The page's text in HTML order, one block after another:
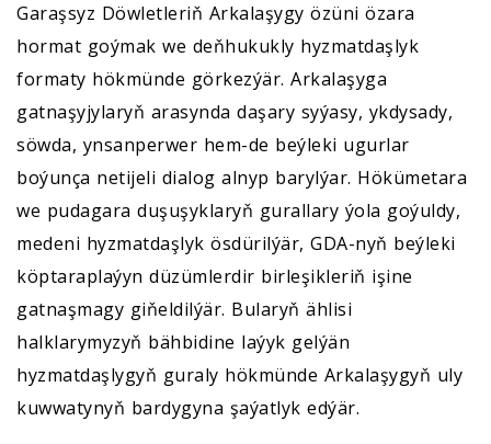
Garaşsyz Döwletleriň Arkalaşygy özüni özara
hormat goýmak we deňhukukly hyzmatdaşlyk
formaty hökmünde görkezýär. Arkalaşyga
gatnaşyjylaryň arasynda daşary syýasy, ykdysady,
söwda, ynsanperwer hem-de beýleki ugurlar
boýunça netijeli dialog alnyp barylýar. Hökümetara
we pudagara duşuşyklaryň gurallary ýola goýuldy,
medeni hyzmatdaşlyk ösdürilýär, GDA-nyň beýleki
köptaraplaýyn düzümlerdir birleşikleriň işine
gatnaşmagy giňeldilýär. Bularyň ählisi
halklarymyzyň bähbidine laýyk gelýän
hyzmatdaşlygyň guraly hökmünde Arkalaşygyň uly
kuwwatynyň bardygyna şaýatlyk edýär.